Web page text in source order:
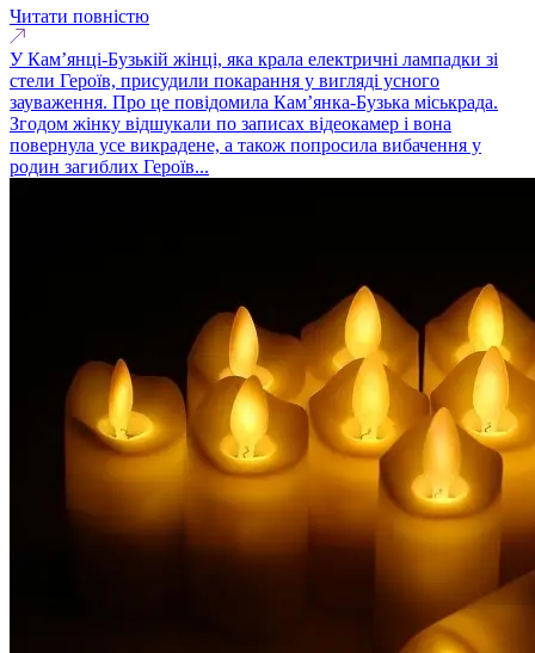
Читати повністю
У Кам’янці-Бузькій жінці, яка крала електричні лампадки зі
стели Героїв, присудили покарання у вигляді усного
зауваження. Про це повідомила Кам’янка-Бузька міськрада.
Згодом жінку відшукали по записах відеокамер і вона
повернула усе викрадене, а також попросила вибачення у
родин загиблих Героїв...